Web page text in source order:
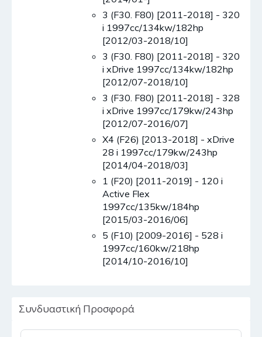
3 (F30. F80) [2011-2018] - 320
i 1997cc/134kw/182hp
[2012/03-2018/10]
3 (F30. F80) [2011-2018] - 320
i xDrive 1997cc/134kw/182hp
[2012/07-2018/10]
3 (F30. F80) [2011-2018] - 328
i xDrive 1997cc/179kw/243hp
[2012/07-2016/07]
X4 (F26) [2013-2018] - xDrive
28 i 1997cc/179kw/243hp
[2014/04-2018/03]
1 (F20) [2011-2019] - 120 i
Active Flex
1997cc/135kw/184hp
[2015/03-2016/06]
5 (F10) [2009-2016] - 528 i
1997cc/160kw/218hp
[2014/10-2016/10]
Συνδυαστική Προσφορά